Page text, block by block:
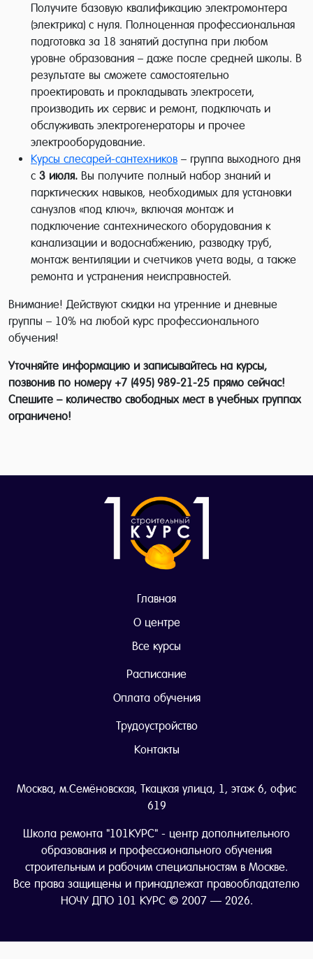
Получите базовую квалификацию электромонтера
(электрика) с нуля. Полноценная профессиональная
подготовка за 18 занятий доступна при любом
уровне образования – даже после средней школы. В
результате вы сможете самостоятельно
проектировать и прокладывать электросети,
производить их сервис и ремонт, подключать и
обслуживать электрогенераторы и прочее
электрооборудование.
Курсы слесарей-сантехников – группа выходного дня
с 3 июля. Вы получите полный набор знаний и
парктических навыков, необходимых для установки
санузлов «под ключ», включая монтаж и
подключение сантехнического оборудования к
канализации и водоснабжению, разводку труб,
монтаж вентиляции и счетчиков учета воды, а также
ремонта и устранения неисправностей.
Внимание! Действуют скидки на утренние и дневные
группы – 10% на любой курс профессионального
обучения!
Уточняйте информацию и записывайтесь на курсы,
позвонив по номеру +7 (495) 989-21-25 прямо сейчас!
Спешите – количество свободных мест в учебных группах
ограничено!
Главная
О центре
Все курсы
Расписание
Оплата обучения
Трудоустройство
Контакты
Москва, м.Семёновская, Ткацкая улица, 1, этаж 6, офис
619
Школа ремонта "101КУРС" - центр дополнительного
образования и профессионального обучения
строительным и рабочим специальностям в Москве.
Все права защищены и принадлежат правообладателю
НОЧУ ДПО 101 КУРС © 2007 — 2026.